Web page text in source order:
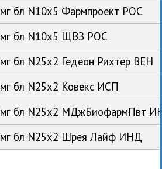
бл N10x5 Фармпроект РОС
бл N10x5 ЩВЗ РОС
бл N25x2 Гедеон Рихтер ВЕН
бл N25x2 Ковекс ИСП
бл N25x2 МДжБиофармПвт
бл N25x2 Шрея Лайф ИНД